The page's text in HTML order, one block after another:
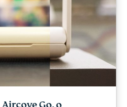
Go, o